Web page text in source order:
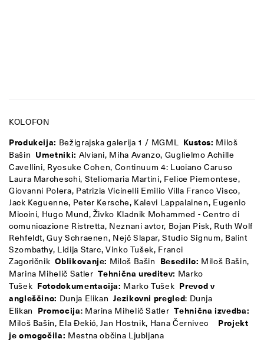
KOLOFON
Produkcija: Bežigrajska galerija 1 / MGML Kustos: Miloš
Bašin Umetniki: Alviani, Miha Avanzo, Guglielmo Achille
Cavellini, Ryosuke Cohen, Continuum 4: Luciano Caruso
Laura Marcheschi, Steliomaria Martini, Felice Piemontese,
Giovanni Polera, Patrizia Vicinelli Emilio Villa Franco Visco,
Jack Keguenne, Peter Kersche, Kalevi Lappalainen, Eugenio
Miccini, Hugo Mund, Živko Kladnik Mohammed - Centro di
comunicazione Ristretta, Neznani avtor, Bojan Pisk, Ruth Wolf
Rehfeldt, Guy Schraenen, Nejč Slapar, Studio Signum, Balint
Szombathy, Lidija Starc, Vinko Tušek, Franci
Zagoričnik Oblikovanje: Miloš Bašin Besedilo: Miloš Bašin,
Marina Mihelič Satler Tehnična ureditev: Marko
Tušek Fotodokumentacija: Marko Tušek Prevod v
angleščino: Dunja Elikan Jezikovni pregled: Dunja
Elikan
Promocija: Marina Mihelič Satler Tehnična izvedba:
Miloš Bašin, Ela Đekić, Jan Hostnik, Hana Černivec
Projekt
je omogočila: Mestna občina Ljubljana